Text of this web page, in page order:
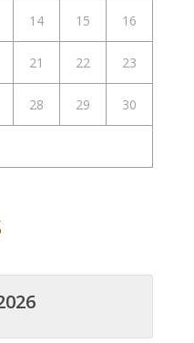
14 15 16
21 22 23
28 29 30